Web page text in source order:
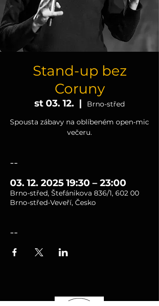
Stand-up bez
Coruny
st 03. 12.
  |
Brno-střed
Spousta zábavy na oblíbeném open-mic
večeru.
--
03. 12. 2025 19:30 – 23:00
Brno-střed, Štefánikova 836/1, 602 00
Brno-střed-Veveří, Česko
--